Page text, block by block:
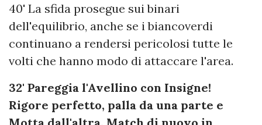
40' La sfida prosegue sui binari
dell'equilibrio, anche se i biancoverdi
continuano a rendersi pericolosi tutte le
volti che hanno modo di attaccare l'area.
32' Pareggia l'Avellino con Insigne!
Rigore perfetto, palla da una parte e